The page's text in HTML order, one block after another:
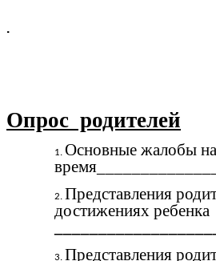
.
Опрос родителей
Основные жалобы
Представления
достижениях ребенка
Представления